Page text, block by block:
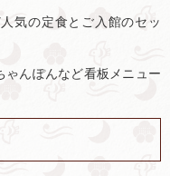
気の定食とご入館のセッ
んぽんなど看板メニュー